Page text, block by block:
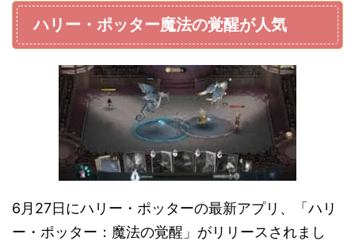
ハリー・ポッター魔法の覚醒が人気
6月27日にハリー・ポッターの最新アプリ、「ハリ
ー・ポッター：魔法の覚醒」がリリースされまし